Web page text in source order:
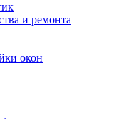
и ремонта
окон